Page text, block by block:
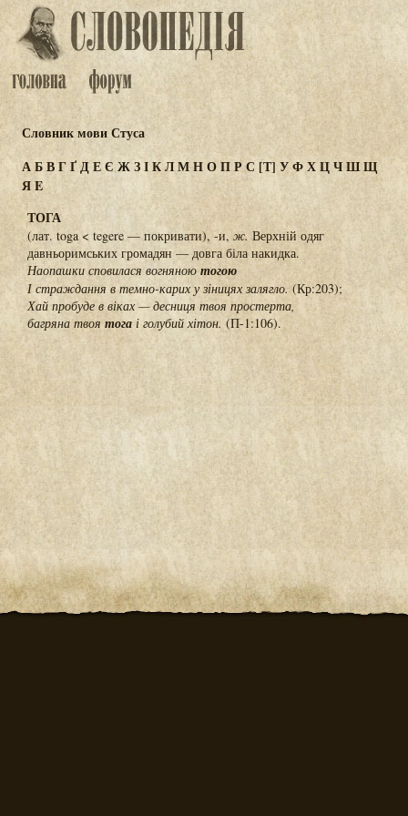
Словник мови Стуса
АБВГҐДЕЄ ЖЗІКЛМНОПР С [Т]УФХЦЧШЩ
ЯE
ТОГА
(лат. toga < tegere — покривати), -и, ж. Верхній одяг
давньоримських громадян — довга біла накидка.
Наопашки сповилася вогняною тогою
І страждання в темно-карих у зіницях залягло.(Кр:203);
Хай пробуде в віках — десниця твоя простерта,
багряна твоя тога і голубий хітон. (П-1:106).